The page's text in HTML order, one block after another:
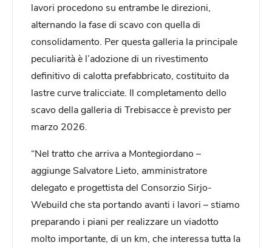
lavori procedono su entrambe le direzioni,
alternando la fase di scavo con quella di
consolidamento. Per questa galleria la principale
peculiarità è l’adozione di un rivestimento
definitivo di calotta prefabbricato, costituito da
lastre curve tralicciate. Il completamento dello
scavo della galleria di Trebisacce è previsto per
marzo 2026.
“Nel tratto che arriva a Montegiordano –
aggiunge Salvatore Lieto, amministratore
delegato e progettista del Consorzio Sirjo-
Webuild che sta portando avanti i lavori – stiamo
preparando i piani per realizzare un viadotto
molto importante, di un km, che interessa tutta la